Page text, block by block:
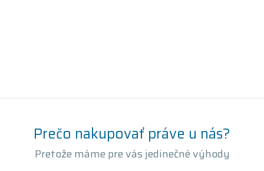
Prečo nakupovať práve u nás?
Pretože máme pre vás jedinečné výhody